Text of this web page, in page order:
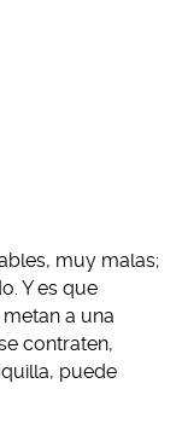
muy malas;
Y es que
a una
contraten,
puede